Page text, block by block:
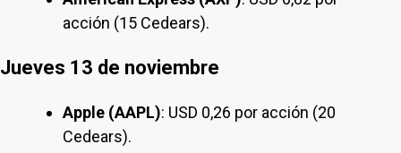
acción (15 Cedears).
Jueves 13 de noviembre
Apple (AAPL): USD 0,26 por acción (20
Cedears).